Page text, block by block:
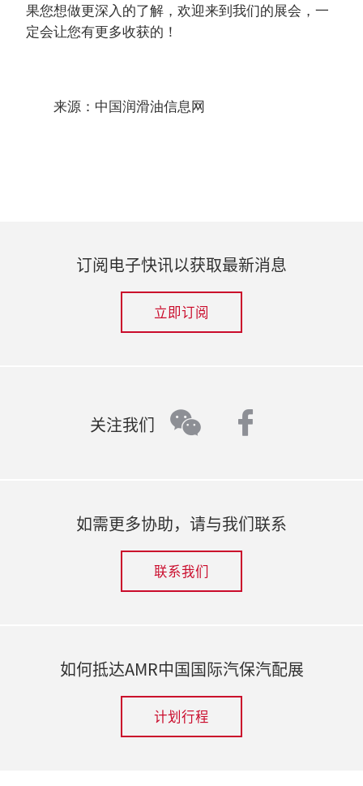
果您想做更深入的了解，欢迎来到我们的展会，一
定会让您有更多收获的！
来源：中国润滑油信息网
订阅电子快讯以获取最新消息
立即订阅
关注我们 wechat
如需更多协助，请与我们联系
联系我们
如何抵达AMR中国国际汽保汽配展
计划行程